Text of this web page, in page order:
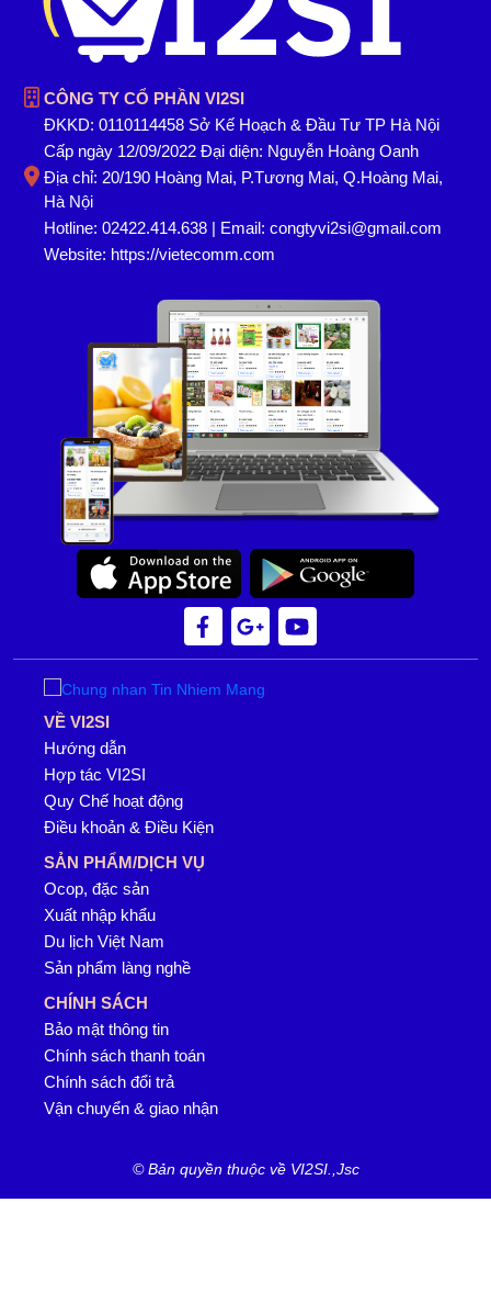
CÔNG TY CỔ PHẦN VI2SI
ĐKKD: 0110114458 Sở Kế Hoạch & Đầu Tư TP Hà Nội
Cấp ngày 12/09/2022 Đại diện: Nguyễn Hoàng Oanh
Địa chỉ: 20/190 Hoàng Mai, P.Tương Mai, Q.Hoàng Mai,
Hà Nội
Hotline: 02422.414.638 | Email: congtyvi2si@gmail.com
Website: https://vietecomm.com
VỀ VI2SI
Hướng dẫn
Hợp tác VI2SI
Quy Chế hoạt động
Điều khoản & Điều Kiện
SẢN PHẨM/DỊCH VỤ
Ocop, đặc sản
Xuất nhập khẩu
Du lịch Việt Nam
Sản phẩm làng nghề
CHÍNH SÁCH
Bảo mật thông tin
Chính sách thanh toán
Chính sách đổi trả
Vận chuyển & giao nhận
© Bản quyền thuộc về VI2SI.,Jsc